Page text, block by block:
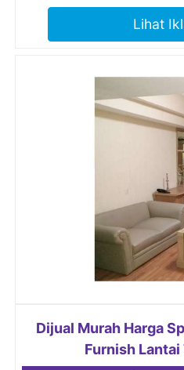
Lihat
Dijual Murah Harga
Furnish